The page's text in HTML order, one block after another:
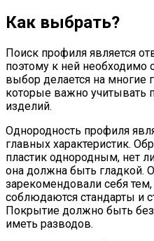
Как выбрать?
Поиск профиля является
поэтому к ней необходимо
выбор делается на многие
которые важно учитывать
изделий.
Однородность профиля
главных характеристик.
пластик однородным, нет
она должна быть гладкой.
зарекомендовали себя
соблюдаются стандарты и
Покрытие должно быть
иметь разводов.